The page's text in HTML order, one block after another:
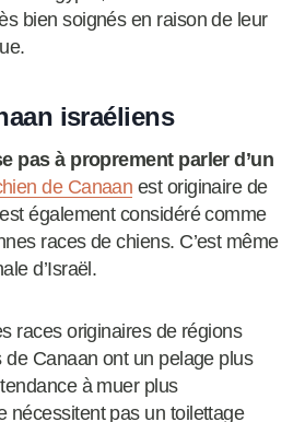
bien soignés en raison de leur
israéliens
pas à proprement parler d’un
de Canaan est originaire de
également considéré comme
races de chiens. C’est même
d’Israël.
races originaires de régions
de Canaan ont un pelage plus
à muer plus
nécessitent pas un toilettage